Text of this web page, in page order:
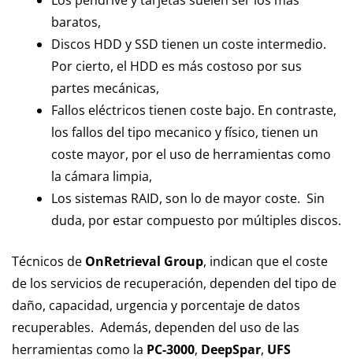
baratos,
Discos HDD y SSD tienen un coste intermedio.
Por cierto, el HDD es más costoso por sus
partes mecánicas,
Fallos eléctricos tienen coste bajo. En contraste,
los fallos del tipo mecanico y físico, tienen un
coste mayor, por el uso de herramientas como
la cámara limpia,
Los sistemas RAID, son lo de mayor coste. Sin
duda, por estar compuesto por múltiples discos.
Técnicos de OnRetrieval Group, indican que el coste
de los servicios de recuperación, dependen del tipo de
daño, capacidad, urgencia y porcentaje de datos
recuperables. Además, dependen del uso de las
herramientas como la PC-3000, DeepSpar, UFS